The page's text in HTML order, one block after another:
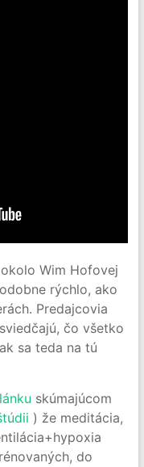
Wim Hofovej
rýchlo, ako
Predajcovia
čo všetko
sa teda na tú
skúmajúcom
) že meditácia,
do